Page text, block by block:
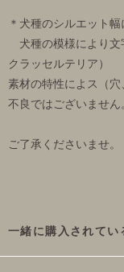
＊犬種のシルエット
犬種の模様により文
クラッセルテリア）
素材の特性によス（
不良ではございません
ご了承くださいませ。
一緒に購入されてい